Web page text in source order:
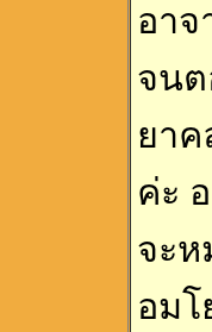
อา
จน
ยา
ค่ะ
จะห
อมโ